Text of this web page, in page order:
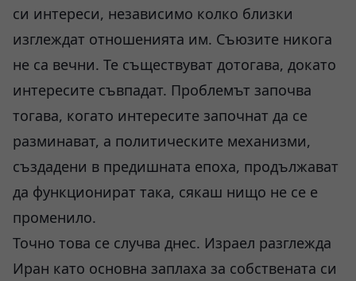
си интереси, независимо колко близки
изглеждат отношенията им. Съюзите никога
не са вечни. Те съществуват дотогава, докато
интересите съвпадат. Проблемът започва
тогава, когато интересите започнат да се
разминават, а политическите механизми,
създадени в предишната епоха, продължават
да функционират така, сякаш нищо не се е
променило.
Точно това се случва днес. Израел разглежда
Иран като основна заплаха за собствената си